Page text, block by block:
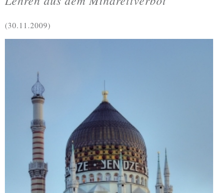
Termine
Archiv
Datenschutz
Impressum
30.11.2009